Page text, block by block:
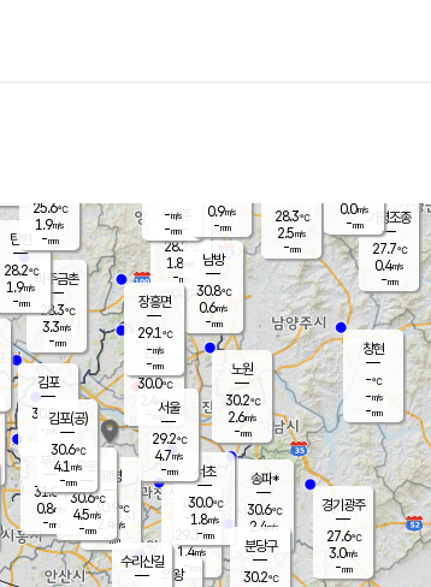
양주
28.2℃
1.8
-mm
과천
29.3℃
1.4m/s
- mm
경기광주
27.6℃
3.0m/s
-mm
파주금촌
28.3℃
3.3m/s
-mm
가평조종
27.7℃
0.4m/s
-mm
28.3℃
2.5m/s
-mm
창현
-℃
-m/s
-mm
탄현
28.2℃
1.9m/s
-mm
0.0m/s
-mm
의왕
김포
30.0℃
-m/s
mm
광명
30.9 ℃
2.4 m/s
-mm
부천
31.0℃
0.8m/s
-mm
구로
30.6℃
4.5m/s
-mm
은평
30.0℃
2.4 m/s
- mm
노원
30.2℃
2.6m/s
-mm
송파*
30.6℃
2.4m/s
-mm
서초
30.0℃
1.8m/s
-mm
남방
30.8℃
0.6m/s
-mm
수리산길
분당구
30.2℃
장흥면
29.1℃
-m/s
-mm
-m/s
-mm
김포(공)
30.6℃
4.1 m/s
-mm
서울
29.2℃
4.7m/s
-mm
25.6℃
1.9m/s
-mm
0.9m/s
-mm